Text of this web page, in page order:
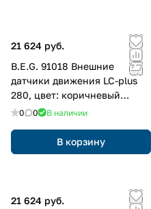
21 624 руб.
B.E.G. 91018 Внешние
датчики движения LC-plus
280, цвет: коричневый
матовый, похожий RAL8014
0 0 В наличии
В корзину
21 624 руб.